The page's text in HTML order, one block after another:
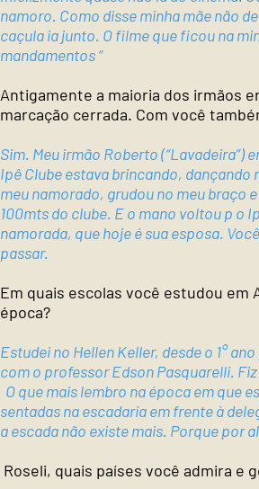
namoro. Como disse minha mãe não
caçula ia junto. O filme que ficou na
mandamentos “
Antigamente a maioria dos irmãos
marcação cerrada. Com você
Sim. Meu irmão Roberto (“Lavadeira”)
Ipê Clube estava brincando, dançando
meu namorado, grudou no meu braço
100mts do clube. E o mano voltou p o
namorada, que hoje é sua esposa.
passar.
Em quais escolas você estudou em
época?
Estudei no Hellen Keller, desde o 1°
com o professor Edson Pasquarelli.
O que mais lembro na época em que
sentadas na escadaria em frente à
a escada não existe mais. Porque por
Roseli, quais países você admira e